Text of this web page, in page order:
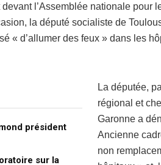
l’Assemblée nationale pour
la député socialiste de
« d’allumer des feux » dans les
président
sur la
La députée,
régional et
Garonne a
Ancienne
non